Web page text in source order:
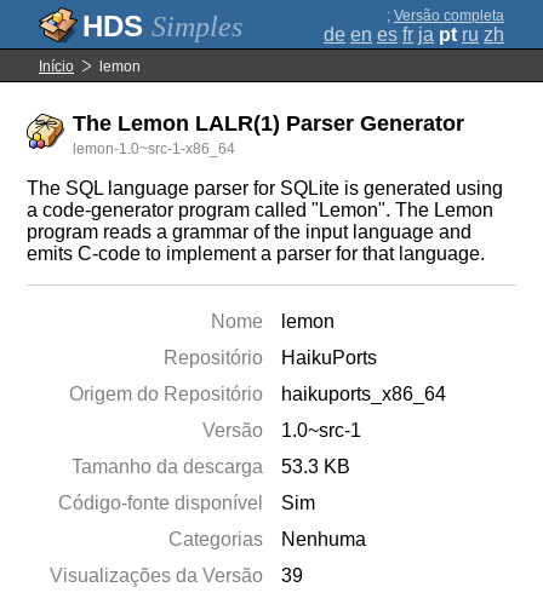
Simples ; Versão completa
de en es fr ja pt ru zh
Início lemon
The Lemon LALR(1) Parser Generator
lemon-1.0~src-1-x86_64
The SQL language parser for SQLite is generated using
a code-generator program called "Lemon". The Lemon
program reads a grammar of the input language and
emits C-code to implement a parser for that language.
Nome
lemon
Repositório
HaikuPorts
Origem do Repositório
haikuports_x86_64
Versão
1.0~src-1
Tamanho da descarga
53.3 KB
Código-fonte disponível
Sim
Categorias
Nenhuma
Visualizações da Versão
39